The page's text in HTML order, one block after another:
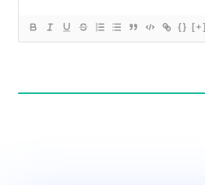
{} [+]